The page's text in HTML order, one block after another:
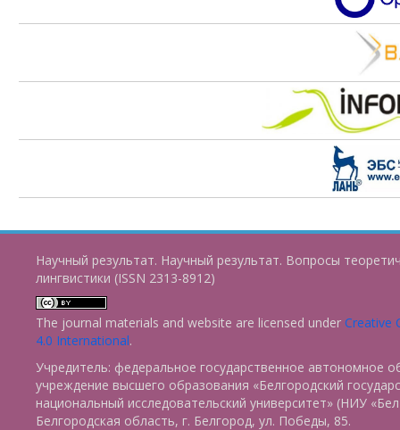
Научный результат. Научный результат. Вопросы
лингвистики (ISSN 2313-8912)
The journal materials and website are licensed under Creative
4.0 International.
Учредитель: федеральное государственное автономное
учреждение высшего образования «Белгородский
национальный исследовательский университет» (НИУ
Белгородская область, г. Белгород, ул. Победы, 85.